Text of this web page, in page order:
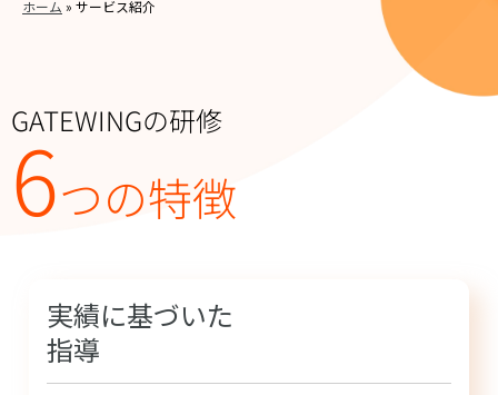
ホーム » サービス紹介
GATEWINGの研修
6つの特徴
実績に基づいた
指導